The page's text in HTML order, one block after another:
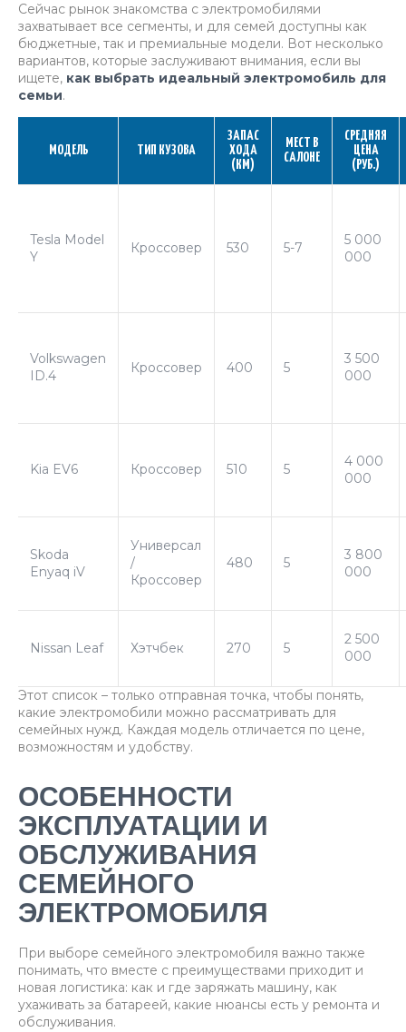
Сейчас рынок знакомства с электромобилями
захватывает все сегменты, и для семей доступны как
бюджетные, так и премиальные модели. Вот несколько
вариантов, которые заслуживают внимания, если вы
ищете, как выбрать идеальный электромобиль для
семьи.
МОДЕЛЬ ТИП КУЗОВА
ЗАПАС
ХОДА
(КМ)
МЕСТ В
САЛОНЕ
СРЕДНЯЯ
ЦЕНА
(РУБ.)
Tesla Model
Y
Кроссовер 530 5-7
5 000
000
Volkswagen
ID.4
Кроссовер 400 5
3 500
000
Kia EV6 Кроссовер 510 5
4 000
000
Skoda
Enyaq iV
Универсал
/
Кроссовер
480 5
3 800
000
Nissan Leaf Хэтчбек 270 5
2 500
000
Этот список – только отправная точка, чтобы понять,
какие электромобили можно рассматривать для
семейных нужд. Каждая модель отличается по цене,
возможностям и удобству.
ОСОБЕННОСТИ
ЭКСПЛУАТАЦИИ И
ОБСЛУЖИВАНИЯ
СЕМЕЙНОГО
ЭЛЕКТРОМОБИЛЯ
При выборе семейного электромобиля важно также
понимать, что вместе с преимуществами приходит и
новая логистика: как и где заряжать машину, как
ухаживать за батареей, какие нюансы есть у ремонта и
обслуживания.